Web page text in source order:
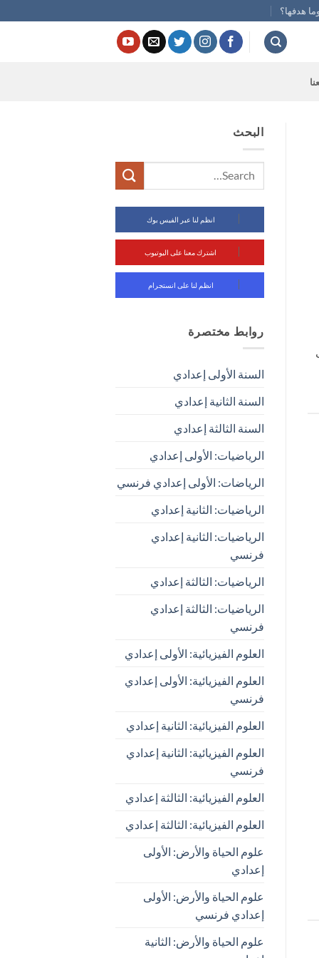
هدفها؟
البحث
انظم لنا عبر الفيس بوك
اشترك معنا على اليوتيوب
انظم لنا على انستجرام
روابط مختصرة
السنة الأولى إعدادي
السنة الثانية إعدادي
السنة الثالثة إعدادي
الرياضيات: الأولى إعدادي
الرياضات: الأولى إعدادي فرنسي
الرياضيات: الثانية إعدادي
الرياضيات: الثانية إعدادي
فرنسي
الرياضيات: الثالثة إعدادي
الرياضيات: الثالثة إعدادي
فرنسي
العلوم الفيزيائية: الأولى إعدادي
العلوم الفيزيائية: الأولى إعدادي
فرنسي
العلوم الفيزيائية: الثانية إعدادي
العلوم الفيزيائية: الثانية إعدادي
فرنسي
العلوم الفيزيائية: الثالثة إعدادي
العلوم الفيزيائية: الثالثة إعدادي
علوم الحياة والأرض: الأولى
إعدادي
علوم الحياة والأرض: الأولى
إعدادي فرنسي
علوم الحياة والأرض: الثانية